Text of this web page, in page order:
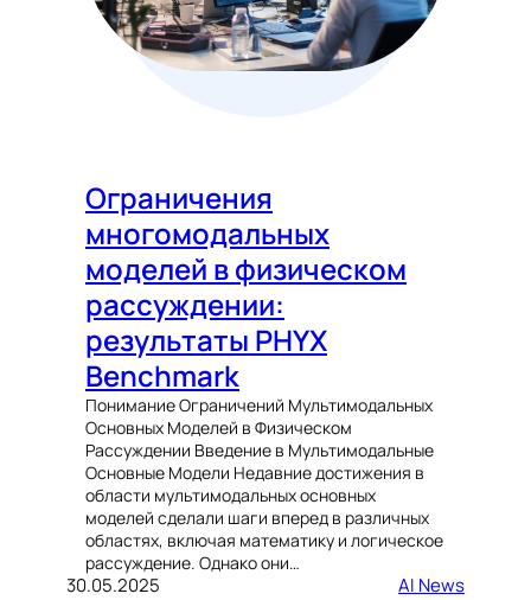
Ограничения
многомодальных
моделей в физическом
рассуждении:
результаты PHYX
Benchmark
Понимание Ограничений Мультимодальных
Основных Моделей в Физическом
Рассуждении Введение в Мультимодальные
Основные Модели Недавние достижения в
области мультимодальных основных
моделей сделали шаги вперед в различных
областях, включая математику и логическое
рассуждение. Однако они…
30.05.2025 AI News